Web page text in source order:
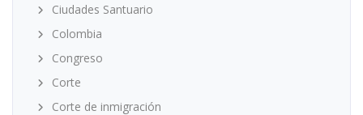
Ciudades Santuario
Colombia
Congreso
Corte
Corte de inmigración